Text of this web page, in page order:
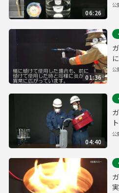
06:26
公
01:36
公
04:40
公